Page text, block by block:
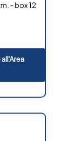
– box 12